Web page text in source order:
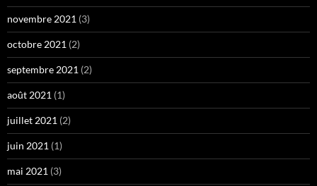
novembre 2021 (3)
octobre 2021 (2)
septembre 2021 (2)
août 2021 (1)
juillet 2021 (2)
juin 2021 (1)
mai 2021 (3)